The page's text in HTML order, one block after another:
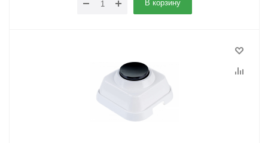
В корзину